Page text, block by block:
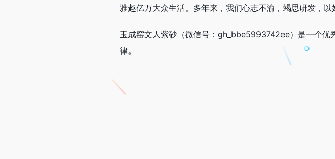
雅趣亿万大众生活。多年来，我们心志不渝，竭思研发，
玉成窑文人紫砂（微信号：gh_bbe5993742ee）是一个
律。